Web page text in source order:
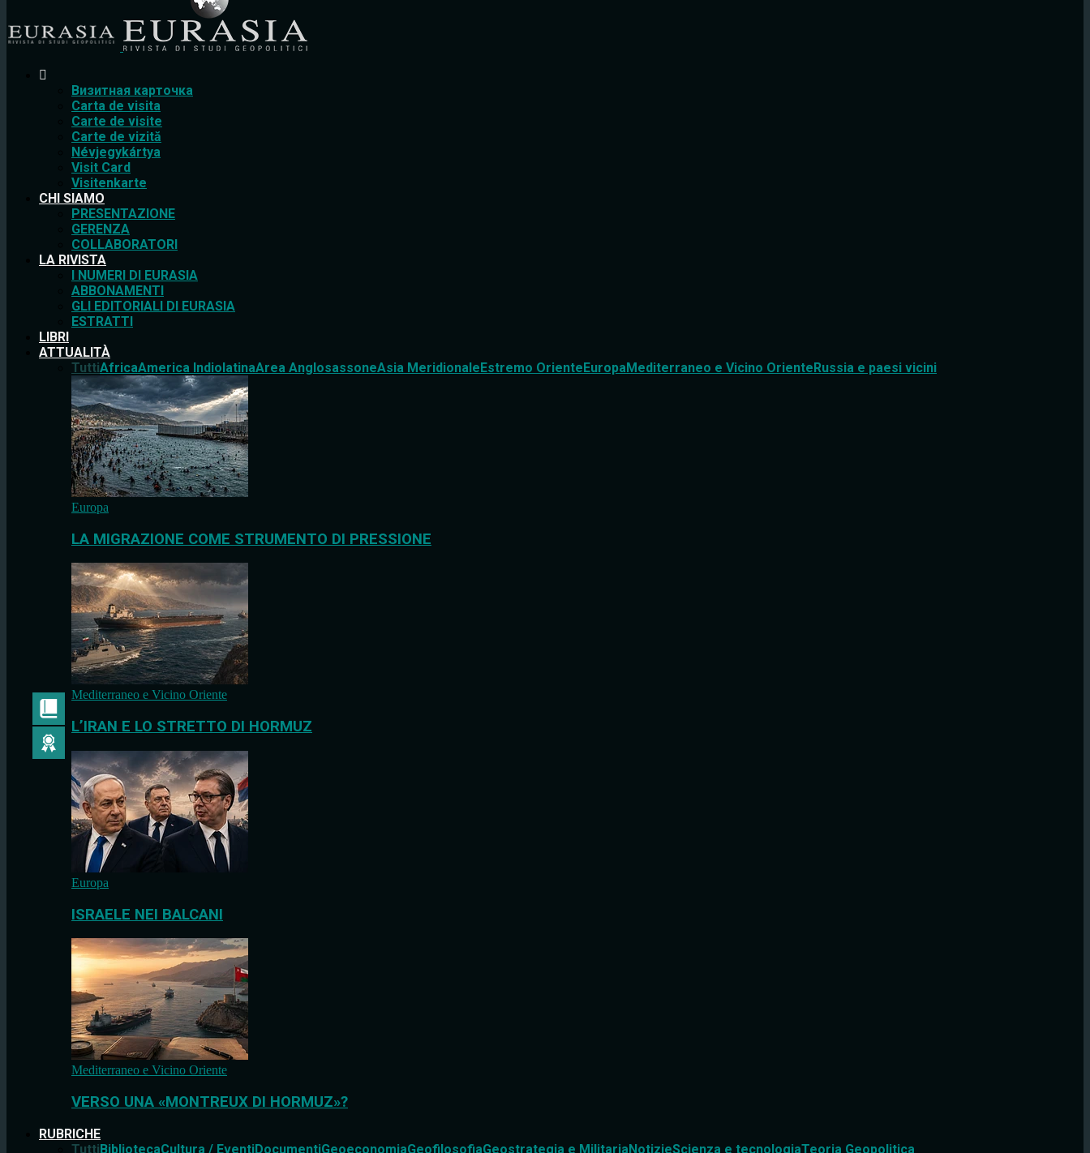
Bизитная карточка
Carta de visita
Carte de visite
Carte de vizită
Névjegykártya
Visit Card
Visitenkarte
CHI SIAMO
PRESENTAZIONE
GERENZA
COLLABORATORI
LA RIVISTA
I NUMERI DI EURASIA
ABBONAMENTI
GLI EDITORIALI DI EURASIA
ESTRATTI
LIBRI
ATTUALITÀ
TuttiAfricaAmerica IndiolatinaArea AnglosassoneAsia MeridionaleEstremo OrienteEuropaMediterraneo e Vicino OrienteRussia e paesi vicini
Europa
LA MIGRAZIONE COME STRUMENTO DI PRESSIONE
Mediterraneo e Vicino Oriente
L’IRAN E LO STRETTO DI HORMUZ
Europa
ISRAELE NEI BALCANI
Mediterraneo e Vicino Oriente
VERSO UNA «MONTREUX DI HORMUZ»?
RUBRICHE
TuttiBibliotecaCultura / EventiDocumentiGeoeconomiaGeofilosofiaGeostrategia e MilitariaNotizieScienza e tecnologiaTeoria Geopolitica